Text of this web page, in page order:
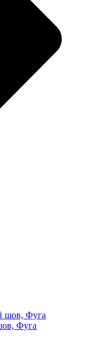
Фуга